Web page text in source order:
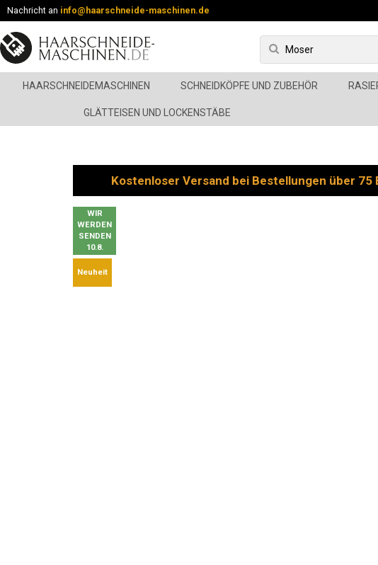
Nachricht an info@haarschneide-maschinen.de
HAARSCHNEIDEMASCHINEN SCHNEIDKÖPFE UND ZUBEHÖR
GLÄTTEISEN UND LOCKENSTÄBE
Kostenloser Versand bei Bestellungen über 75
WIR
WERDEN
SENDEN
10.8.
Neuheit